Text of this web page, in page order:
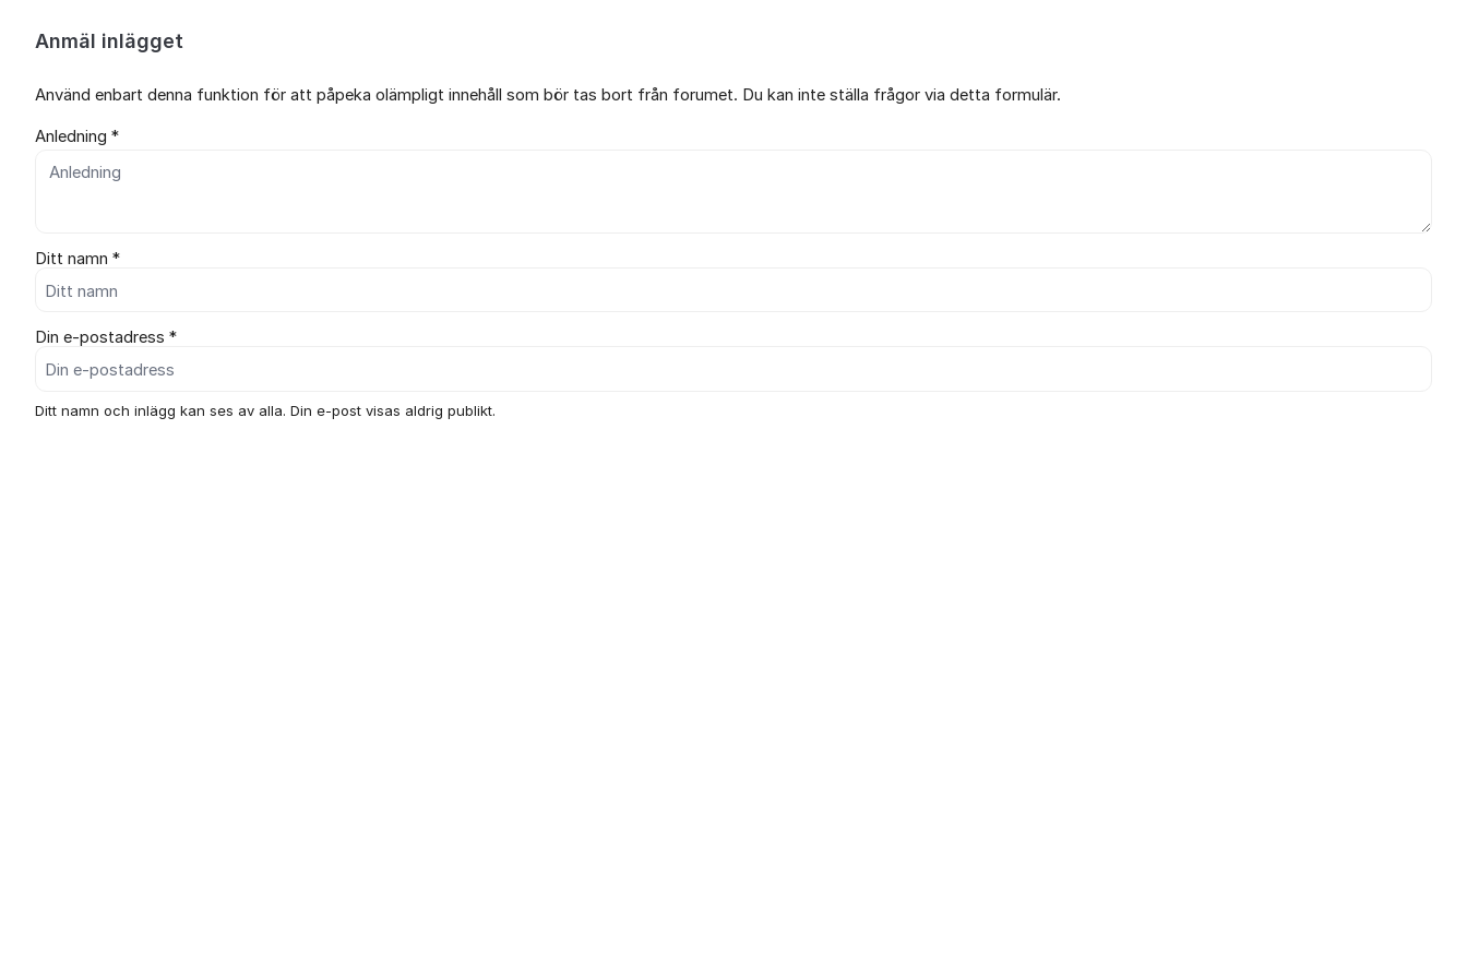
Anmäl inlägget
Använd enbart denna funktion för att påpeka olämpligt innehåll som bör tas bort från forumet. Du kan inte ställa frågor via detta formulär.
Anledning *
Ditt namn *
Din e-postadress *
Ditt namn och inlägg kan ses av alla. Din e-post visas aldrig publikt.